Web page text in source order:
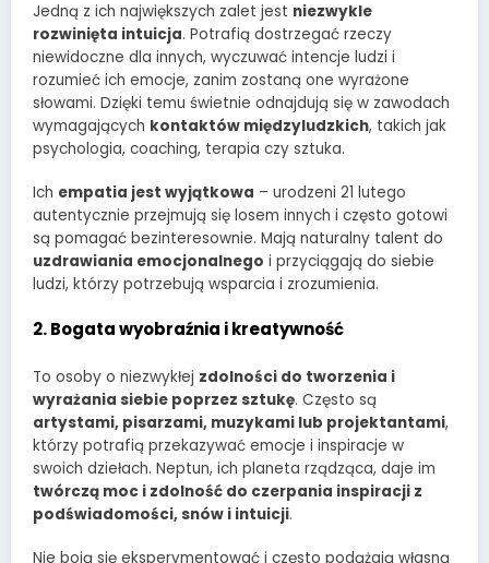
Jedną z ich największych zalet jest niezwykle
rozwinięta intuicja. Potrafią dostrzegać rzeczy
niewidoczne dla innych, wyczuwać intencje ludzi i
rozumieć ich emocje, zanim zostaną one wyrażone
słowami. Dzięki temu świetnie odnajdują się w zawodach
wymagających kontaktów międzyludzkich, takich jak
psychologia, coaching, terapia czy sztuka.
Ich empatia jest wyjątkowa – urodzeni 21 lutego
autentycznie przejmują się losem innych i często gotowi
są pomagać bezinteresownie. Mają naturalny talent do
uzdrawiania emocjonalnego i przyciągają do siebie
ludzi, którzy potrzebują wsparcia i zrozumienia.
2. Bogata wyobraźnia i kreatywność
To osoby o niezwykłej zdolności do tworzenia i
wyrażania siebie poprzez sztukę. Często są
artystami, pisarzami, muzykami lub projektantami,
którzy potrafią przekazywać emocje i inspiracje w
swoich dziełach. Neptun, ich planeta rządząca, daje im
twórczą moc i zdolność do czerpania inspiracji z
podświadomości, snów i intuicji.
Nie boją się eksperymentować i często podążają własną